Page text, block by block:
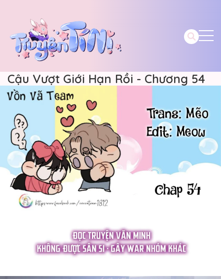
Cậu Vượt Giới Hạn Rồi - Chương 54